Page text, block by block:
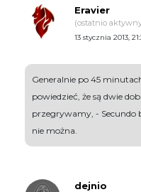
Eravier
(ostatnio
13 stycznia 2013,
Generalnie po 45
powiedzieć, że są dwie
przegrywamy, - Secundo
nie można.
dejnio